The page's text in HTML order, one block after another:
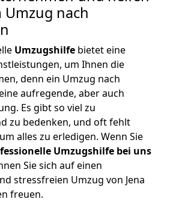
nach
Umzugshilfe bietet eine
um Ihnen die
denn ein Umzug nach
aufregende, aber auch
Es gibt so viel zu
zu bedenken, und oft fehlt
alles zu erledigen. Wenn Sie
Umzugshilfe bei uns
Sie sich auf einen
stressfreien Umzug von Jena
freuen.